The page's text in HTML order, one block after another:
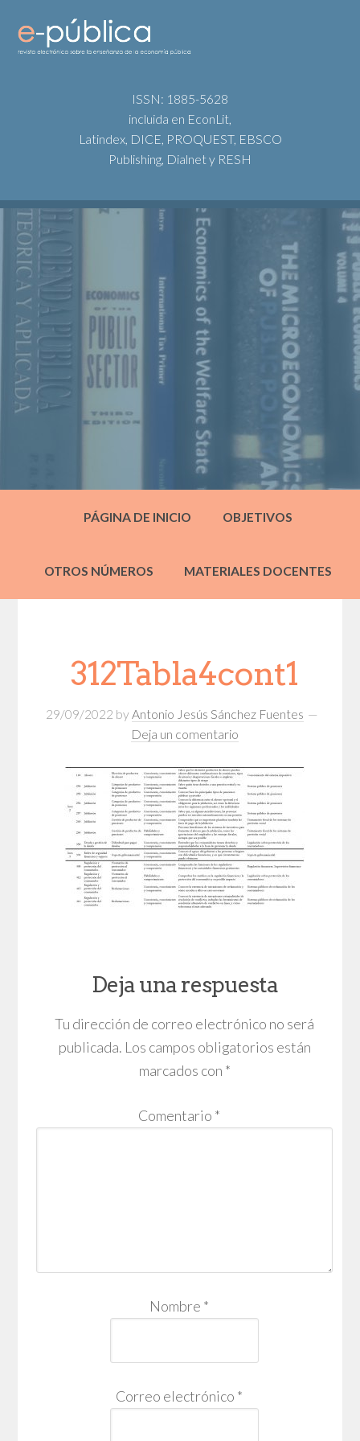
ISSN: 1885-5628
incluida en EconLit,
Latindex, DICE, PROQUEST, EBSCO
Publishing, Dialnet y RESH
PÁGINA DE INICIO OBJETIVOS
OTROS NÚMEROS MATERIALES DOCENTES
312Tabla4cont1
29/09/2022 by Antonio Jesús Sánchez Fuentes
Deja un comentario
Deja una respuesta
Tu dirección de correo electrónico no será
publicada. Los campos obligatorios están
marcados con *
Comentario *
Nombre *
Correo electrónico *